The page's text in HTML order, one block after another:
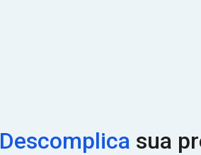
Descomplica sua